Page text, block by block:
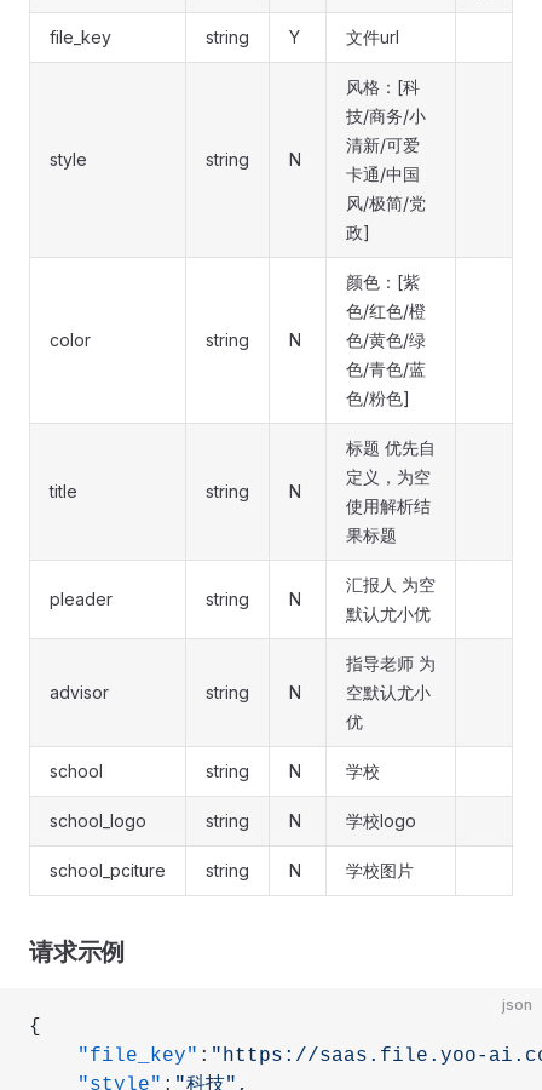
file_key string Y 文件url
style string N
风格：[科
技/商务/小
清新/可爱
卡通/中国
风/极简/党
政]
color string N
颜色：[紫
色/红色/橙
色/黄色/绿
色/青色/蓝
色/粉色]
title string N
标题 优先自
定义，为空
使用解析结
果标题
pleader string N
汇报人 为空
默认尤小优
advisor string N
指导老师 为
空默认尤小
优
school string N 学校
school_logo string N 学校logo
school_pciture string N 学校图片
请求示例
json
{
    "file_key"
: "https://saas.file.yoo-